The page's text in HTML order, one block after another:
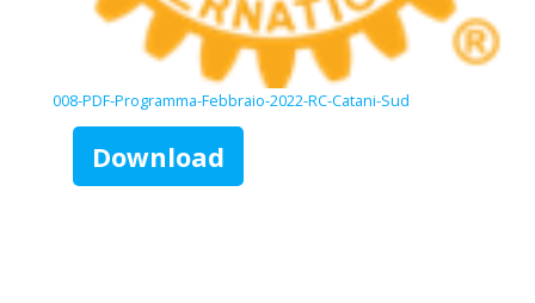
008-PDF-Programma-Febbraio-2022-RC-Catani-Sud
Download